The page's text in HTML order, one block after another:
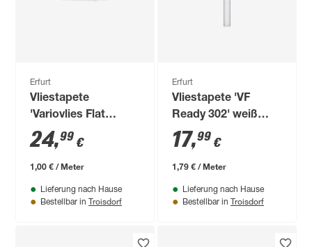
Erfurt
Vliestapete
'Variovlies Flat
Classic' weiß 0,53 x
25 m
24,99 €
1,00 € / Meter
Lieferung nach Hause
Bestellbar in Troisdorf
Erfurt
Vliestapete 'VF
Ready 302' weiß
0,53 x 10,05 m
17,99 €
1,79 € / Meter
Lieferung nach Hause
Bestellbar in Troisdorf